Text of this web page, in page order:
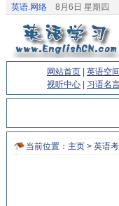
英语.网络 8月6日 星期四
网站首页 英语空间
视听中心
习语名
当前位置： 主页 > 英语